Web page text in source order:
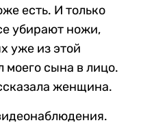
есть. И только
убирают ножи,
уже из этой
моего сына в лицо.
женщина.